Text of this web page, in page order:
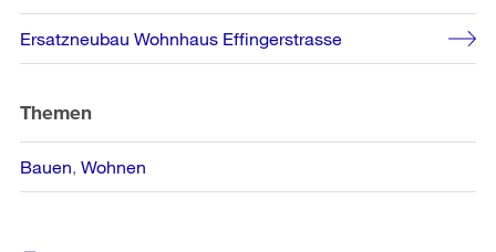
Ersatzneubau Wohnhaus Effingerstrasse
Themen
Bauen Wohnen